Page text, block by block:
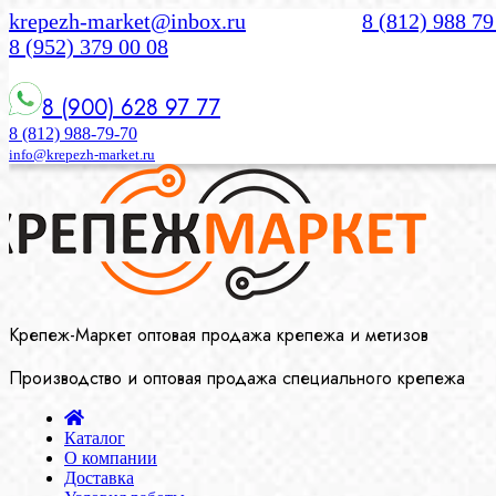
krepezh-market@inbox.ru
8 (812) 988
8 (952) 379 00 08
8 (900) 628 97 77
8 (812) 988-79-70
info@krepezh-market.ru
Крепеж-Маркет оптовая продажа крепежа и метизов
Производство и оптовая продажа специального крепежа
Каталог
О компании
Доставка